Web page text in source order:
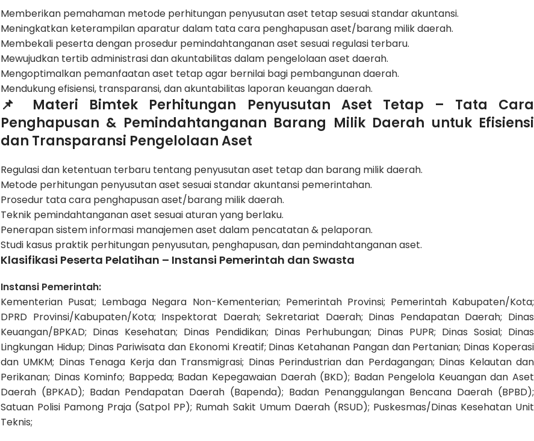
Memberikan pemahaman metode perhitungan penyusutan aset tetap sesuai standar akuntansi.
Meningkatkan keterampilan aparatur dalam tata cara penghapusan aset/barang milik daerah.
Membekali peserta dengan prosedur pemindahtanganan aset sesuai regulasi terbaru.
Mewujudkan tertib administrasi dan akuntabilitas dalam pengelolaan aset daerah.
Mengoptimalkan pemanfaatan aset tetap agar bernilai bagi pembangunan daerah.
Mendukung efisiensi, transparansi, dan akuntabilitas laporan keuangan daerah.
📌 Materi Bimtek Perhitungan Penyusutan Aset Tetap – Tata Cara
Penghapusan & Pemindahtanganan Barang Milik Daerah untuk Efisiensi
dan Transparansi Pengelolaan Aset
Regulasi dan ketentuan terbaru tentang penyusutan aset tetap dan barang milik daerah.
Metode perhitungan penyusutan aset sesuai standar akuntansi pemerintahan.
Prosedur tata cara penghapusan aset/barang milik daerah.
Teknik pemindahtanganan aset sesuai aturan yang berlaku.
Penerapan sistem informasi manajemen aset dalam pencatatan & pelaporan.
Studi kasus praktik perhitungan penyusutan, penghapusan, dan pemindahtanganan aset.
Klasifikasi Peserta Pelatihan – Instansi Pemerintah dan Swasta
Instansi Pemerintah:
Kementerian Pusat; Lembaga Negara Non-Kementerian; Pemerintah Provinsi; Pemerintah Kabupaten/Kota;
DPRD Provinsi/Kabupaten/Kota; Inspektorat Daerah; Sekretariat Daerah; Dinas Pendapatan Daerah; Dinas
Keuangan/BPKAD; Dinas Kesehatan; Dinas Pendidikan; Dinas Perhubungan; Dinas PUPR; Dinas Sosial; Dinas
Lingkungan Hidup; Dinas Pariwisata dan Ekonomi Kreatif; Dinas Ketahanan Pangan dan Pertanian; Dinas Koperasi
dan UMKM; Dinas Tenaga Kerja dan Transmigrasi; Dinas Perindustrian dan Perdagangan; Dinas Kelautan dan
Perikanan; Dinas Kominfo; Bappeda; Badan Kepegawaian Daerah (BKD); Badan Pengelola Keuangan dan Aset
Daerah (BPKAD); Badan Pendapatan Daerah (Bapenda); Badan Penanggulangan Bencana Daerah (BPBD);
Satuan Polisi Pamong Praja (Satpol PP); Rumah Sakit Umum Daerah (RSUD); Puskesmas/Dinas Kesehatan Unit
Teknis;